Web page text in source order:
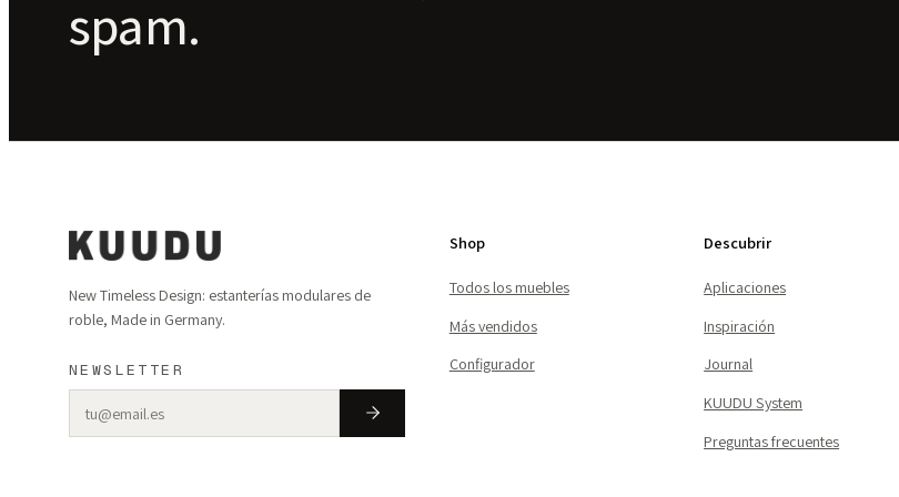
spam.
New Timeless Design: estanterías modulares de
roble, Made in Germany.
NEWSLETTER
Shop
Todos los muebles
Más vendidos
Configurador
Descubrir
Aplicaciones
Inspiración
Journal
KUUDU System
Preguntas frecuentes